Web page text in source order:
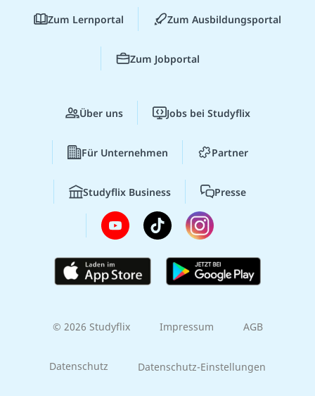
Zum Lernportal Zum Ausbildungsportal
Zum Jobportal
Über uns Jobs bei Studyflix
Für Unternehmen Partner
Studyflix Business Presse
© 2026 Studyflix Impressum AGB
Datenschutz Datenschutz-Einstellungen